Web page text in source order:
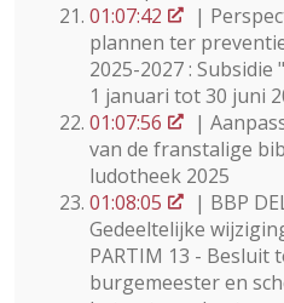
01:07:42
|
plannen ter
2025-2027 :
1 januari tot 30 juni
01:07:56
|
van de franstalige
ludotheek 2025
01:08:05
| BBP
Gedeeltelijke
PARTIM 13 - Besluit
burgemeester en